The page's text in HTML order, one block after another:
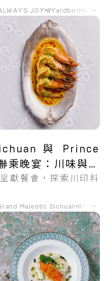
」的永續經營模式。
JOY #Yardbird #居酒屋
...
與 Prince
晚宴：川味與香
獻餐會，探索川印料
Majestic Sichuan #Palash
...